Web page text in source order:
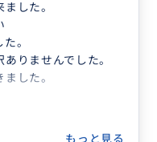
した。
。
りませんでした。
した。
もっと見る